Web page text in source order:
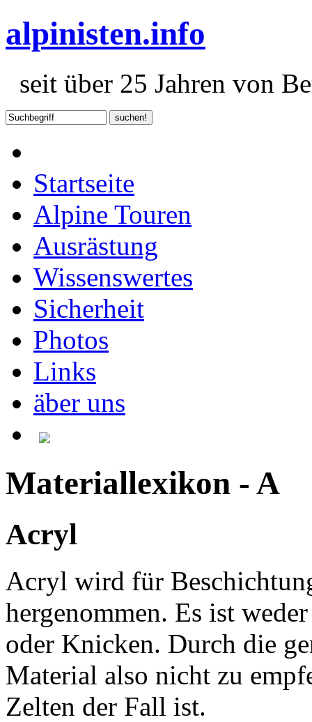
alpinisten.info
seit über 25 Jahren von
Startseite
Alpine Touren
Ausrästung
Wissenswertes
Sicherheit
Photos
Links
äber uns
Materiallexikon - A
Acryl
Acryl wird für
hergenommen. Es ist
oder Knicken. Durch die
Material also nicht zu
Zelten der Fall ist.